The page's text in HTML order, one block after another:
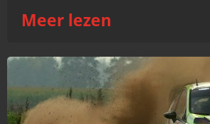
Meer lezen